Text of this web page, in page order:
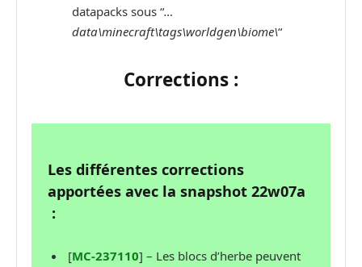
datapacks sous “…
data\minecraft\tags\worldgen\biome\“
Corrections :
Les différentes corrections
apportées avec la snapshot 22w07a
:
[MC-237110] – Les blocs d’herbe peuvent